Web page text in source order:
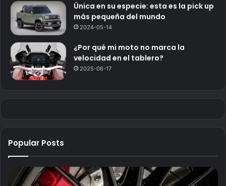
Única en su especie: esta es la pick up
más pequeña del mundo
2024-05-14
¿Por qué mi moto no marca la
velocidad en el tablero?
2025-06-17
Popular Posts